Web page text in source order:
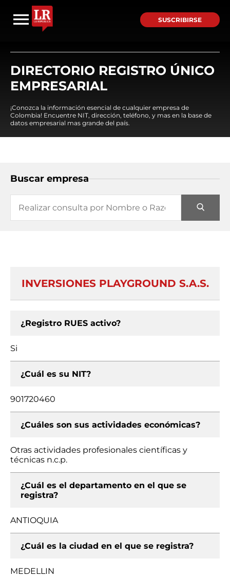
SUSCRIBIRSE
DIRECTORIO REGISTRO ÚNICO
EMPRESARIAL
¡Conozca la información esencial de cualquier empresa de
Colombia! Encuentre NIT, dirección, teléfono, y mas en la base de
datos empresarial mas grande del país.
Buscar empresa
INVERSIONES PLAYGROUND S.A.S.
¿Registro RUES activo?
Si
¿Cuál es su NIT?
901720460
¿Cuáles son sus actividades económicas?
Otras actividades profesionales científicas y
técnicas n.c.p.
¿Cuál es el departamento en el que se
registra?
ANTIOQUIA
¿Cuál es la ciudad en el que se registra?
MEDELLIN